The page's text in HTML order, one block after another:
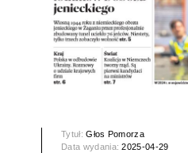
Tytuł:Głos Pomorza
Data wydania:2025-04-29